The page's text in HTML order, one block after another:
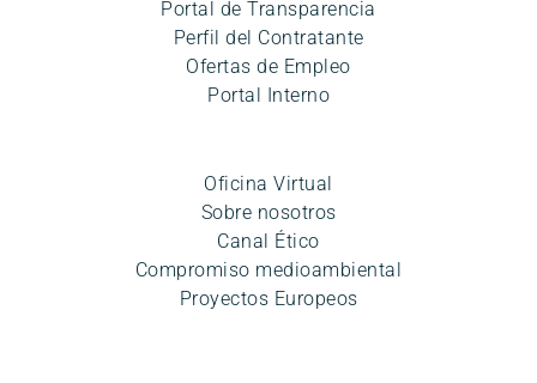
Portal de Transparencia
Perfil del Contratante
Ofertas de Empleo
Portal Interno
Oficina Virtual
Sobre nosotros
Canal Ético
Compromiso medioambiental
Proyectos Europeos